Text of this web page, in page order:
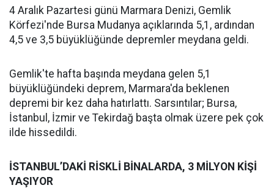
4 Aralık Pazartesi günü Marmara Denizi, Gemlik
Körfezi'nde Bursa Mudanya açıklarında 5,1, ardından
4,5 ve 3,5 büyüklüğünde depremler meydana geldi.
Gemlik'te hafta başında meydana gelen 5,1
büyüklüğündeki deprem, Marmara'da beklenen
depremi bir kez daha hatırlattı. Sarsıntılar; Bursa,
İstanbul, İzmir ve Tekirdağ başta olmak üzere pek çok
ilde hissedildi.
İSTANBUL’DAKİ RİSKLİ BİNALARDA, 3 MİLYON KİŞİ
YAŞIYOR